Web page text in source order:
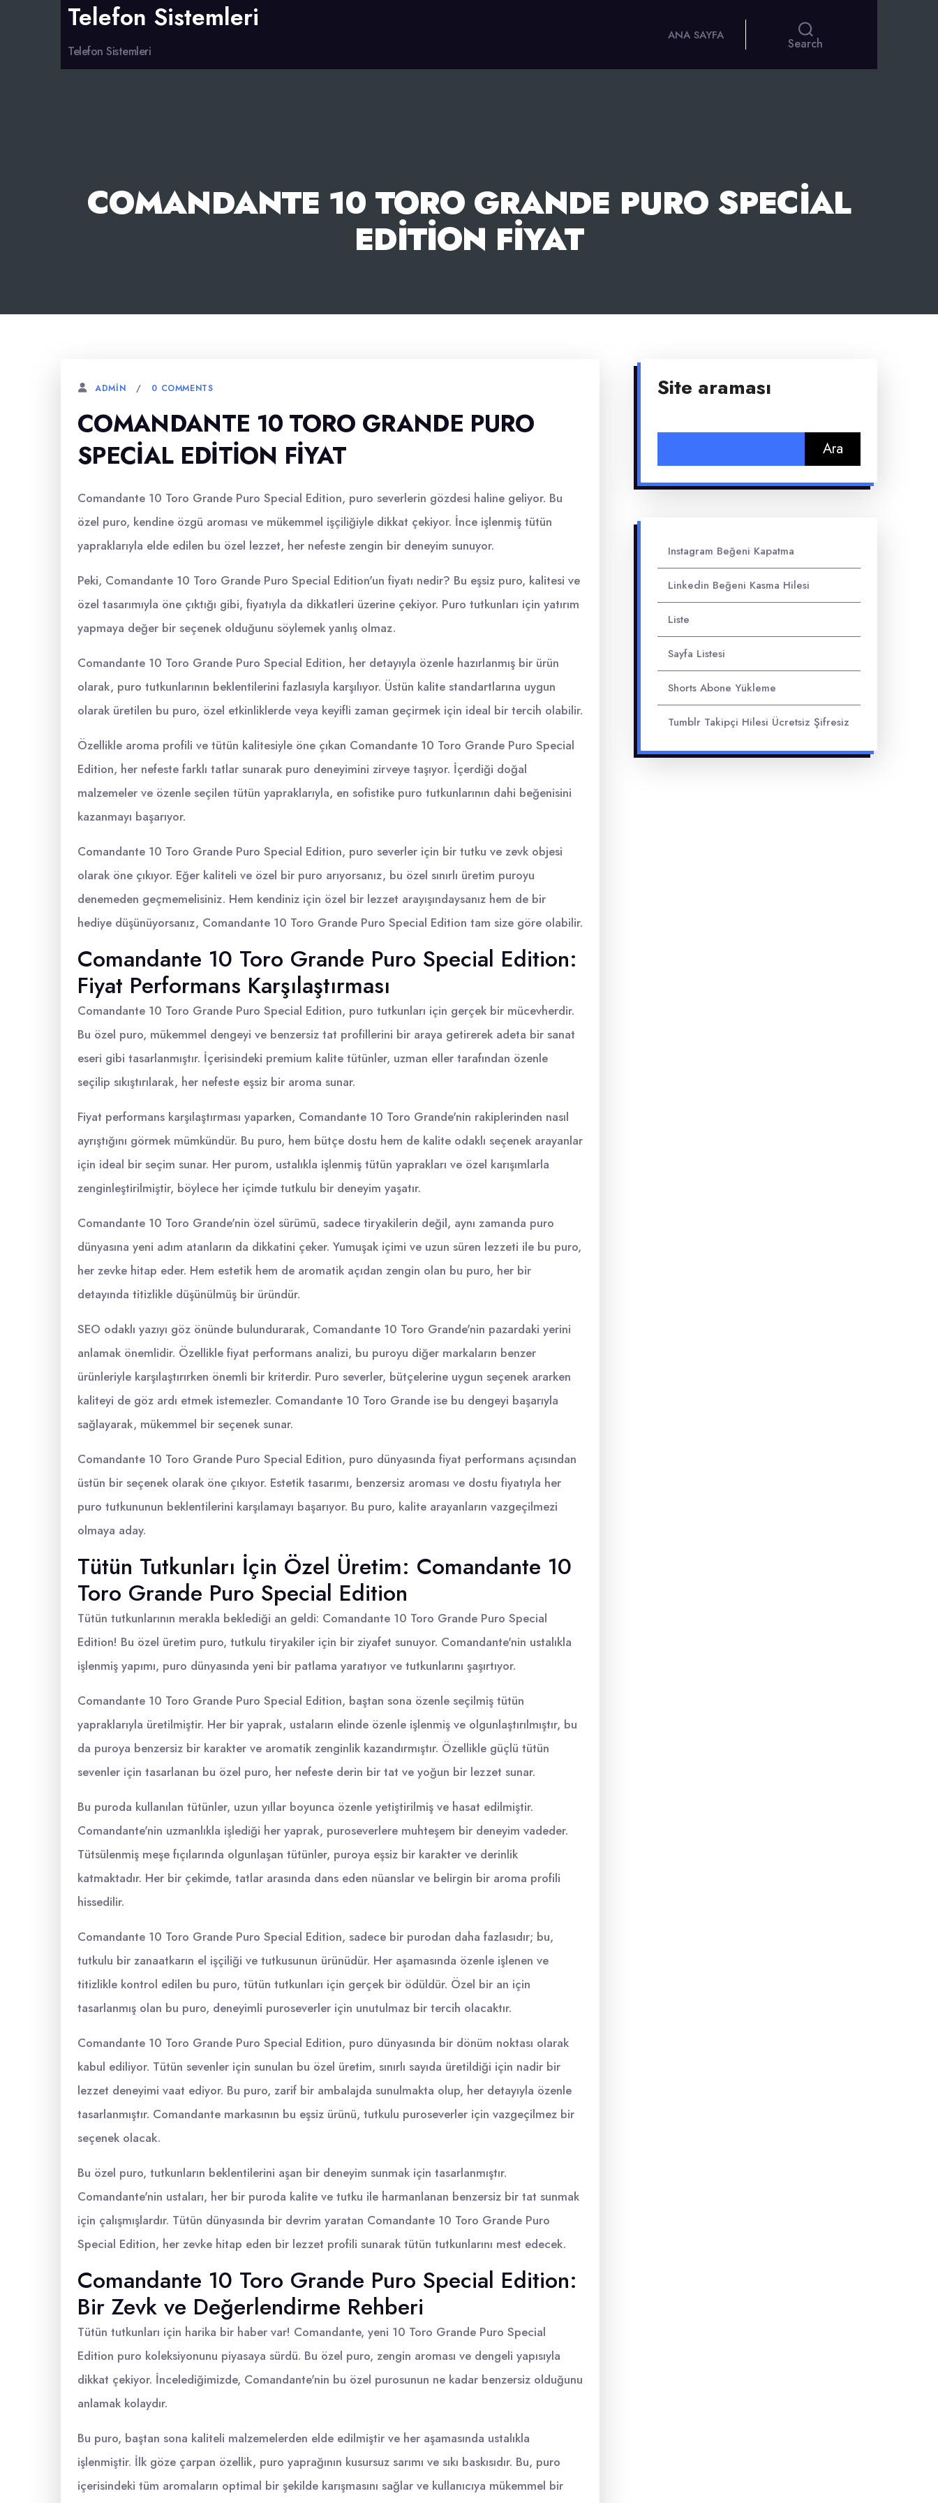
Telefon Sistemleri
Telefon Sistemleri
ANA SAYFA
Search
COMANDANTE 10 TORO GRANDE PURO SPECIAL
EDITION FIYAT
ADMIN 0 COMMENTS
COMANDANTE 10 TORO GRANDE PURO
SPECIAL EDITION FIYAT
Comandante 10 Toro Grande Puro Special Edition, puro severlerin gözdesi haline geliyor. Bu
özel puro, kendine özgü aroması ve mükemmel işçiliğiyle dikkat çekiyor. İnce işlenmiş tütün
yapraklarıyla elde edilen bu özel lezzet, her nefeste zengin bir deneyim sunuyor.
Peki, Comandante 10 Toro Grande Puro Special Edition'un fiyatı nedir? Bu eşsiz puro, kalitesi ve
özel tasarımıyla öne çıktığı gibi, fiyatıyla da dikkatleri üzerine çekiyor. Puro tutkunları için yatırım
yapmaya değer bir seçenek olduğunu söylemek yanlış olmaz.
Comandante 10 Toro Grande Puro Special Edition, her detayıyla özenle hazırlanmış bir ürün
olarak, puro tutkunlarının beklentilerini fazlasıyla karşılıyor. Üstün kalite standartlarına uygun
olarak üretilen bu puro, özel etkinliklerde veya keyifli zaman geçirmek için ideal bir tercih olabilir.
Özellikle aroma profili ve tütün kalitesiyle öne çıkan Comandante 10 Toro Grande Puro Special
Edition, her nefeste farklı tatlar sunarak puro deneyimini zirveye taşıyor. İçerdiği doğal
malzemeler ve özenle seçilen tütün yapraklarıyla, en sofistike puro tutkunlarının dahi beğenisini
kazanmayı başarıyor.
Comandante 10 Toro Grande Puro Special Edition, puro severler için bir tutku ve zevk objesi
olarak öne çıkıyor. Eğer kaliteli ve özel bir puro arıyorsanız, bu özel sınırlı üretim puroyu
denemeden geçmemelisiniz. Hem kendiniz için özel bir lezzet arayışındaysanız hem de bir
hediye düşünüyorsanız, Comandante 10 Toro Grande Puro Special Edition tam size göre olabilir.
Comandante 10 Toro Grande Puro Special Edition:
Fiyat Performans Karşılaştırması
Comandante 10 Toro Grande Puro Special Edition, puro tutkunları için gerçek bir mücevherdir.
Bu özel puro, mükemmel dengeyi ve benzersiz tat profillerini bir araya getirerek adeta bir sanat
eseri gibi tasarlanmıştır. İçerisindeki premium kalite tütünler, uzman eller tarafından özenle
seçilip sıkıştırılarak, her nefeste eşsiz bir aroma sunar.
Fiyat performans karşılaştırması yaparken, Comandante 10 Toro Grande'nin rakiplerinden nasıl
ayrıştığını görmek mümkündür. Bu puro, hem bütçe dostu hem de kalite odaklı seçenek arayanlar
için ideal bir seçim sunar. Her purom, ustalıkla işlenmiş tütün yaprakları ve özel karışımlarla
zenginleştirilmiştir, böylece her içimde tutkulu bir deneyim yaşatır.
Comandante 10 Toro Grande'nin özel sürümü, sadece tiryakilerin değil, aynı zamanda puro
dünyasına yeni adım atanların da dikkatini çeker. Yumuşak içimi ve uzun süren lezzeti ile bu puro,
her zevke hitap eder. Hem estetik hem de aromatik açıdan zengin olan bu puro, her bir
detayında titizlikle düşünülmüş bir üründür.
SEO odaklı yazıyı göz önünde bulundurarak, Comandante 10 Toro Grande'nin pazardaki yerini
anlamak önemlidir. Özellikle fiyat performans analizi, bu puroyu diğer markaların benzer
ürünleriyle karşılaştırırken önemli bir kriterdir. Puro severler, bütçelerine uygun seçenek ararken
kaliteyi de göz ardı etmek istemezler. Comandante 10 Toro Grande ise bu dengeyi başarıyla
sağlayarak, mükemmel bir seçenek sunar.
Comandante 10 Toro Grande Puro Special Edition, puro dünyasında fiyat performans açısından
üstün bir seçenek olarak öne çıkıyor. Estetik tasarımı, benzersiz aroması ve dostu fiyatıyla her
puro tutkununun beklentilerini karşılamayı başarıyor. Bu puro, kalite arayanların vazgeçilmezi
olmaya aday.
Tütün Tutkunları İçin Özel Üretim: Comandante 10
Toro Grande Puro Special Edition
Tütün tutkunlarının merakla beklediği an geldi: Comandante 10 Toro Grande Puro Special
Edition! Bu özel üretim puro, tutkulu tiryakiler için bir ziyafet sunuyor. Comandante'nin ustalıkla
işlenmiş yapımı, puro dünyasında yeni bir patlama yaratıyor ve tutkunlarını şaşırtıyor.
Comandante 10 Toro Grande Puro Special Edition, baştan sona özenle seçilmiş tütün
yapraklarıyla üretilmiştir. Her bir yaprak, ustaların elinde özenle işlenmiş ve olgunlaştırılmıştır, bu
da puroya benzersiz bir karakter ve aromatik zenginlik kazandırmıştır. Özellikle güçlü tütün
sevenler için tasarlanan bu özel puro, her nefeste derin bir tat ve yoğun bir lezzet sunar.
Bu puroda kullanılan tütünler, uzun yıllar boyunca özenle yetiştirilmiş ve hasat edilmiştir.
Comandante'nin uzmanlıkla işlediği her yaprak, puroseverlere muhteşem bir deneyim vadeder.
Tütsülenmiş meşe fıçılarında olgunlaşan tütünler, puroya eşsiz bir karakter ve derinlik
katmaktadır. Her bir çekimde, tatlar arasında dans eden nüanslar ve belirgin bir aroma profili
hissedilir.
Comandante 10 Toro Grande Puro Special Edition, sadece bir purodan daha fazlasıdır; bu,
tutkulu bir zanaatkarın el işçiliği ve tutkusunun ürünüdür. Her aşamasında özenle işlenen ve
titizlikle kontrol edilen bu puro, tütün tutkunları için gerçek bir ödüldür. Özel bir an için
tasarlanmış olan bu puro, deneyimli puroseverler için unutulmaz bir tercih olacaktır.
Comandante 10 Toro Grande Puro Special Edition, puro dünyasında bir dönüm noktası olarak
kabul ediliyor. Tütün sevenler için sunulan bu özel üretim, sınırlı sayıda üretildiği için nadir bir
lezzet deneyimi vaat ediyor. Bu puro, zarif bir ambalajda sunulmakta olup, her detayıyla özenle
tasarlanmıştır. Comandante markasının bu eşsiz ürünü, tutkulu puroseverler için vazgeçilmez bir
seçenek olacak.
Bu özel puro, tutkunların beklentilerini aşan bir deneyim sunmak için tasarlanmıştır.
Comandante'nin ustaları, her bir puroda kalite ve tutku ile harmanlanan benzersiz bir tat sunmak
için çalışmışlardır. Tütün dünyasında bir devrim yaratan Comandante 10 Toro Grande Puro
Special Edition, her zevke hitap eden bir lezzet profili sunarak tütün tutkunlarını mest edecek.
Comandante 10 Toro Grande Puro Special Edition:
Bir Zevk ve Değerlendirme Rehberi
Tütün tutkunları için harika bir haber var! Comandante, yeni 10 Toro Grande Puro Special
Edition puro koleksiyonunu piyasaya sürdü. Bu özel puro, zengin aroması ve dengeli yapısıyla
dikkat çekiyor. İncelediğimizde, Comandante'nin bu özel purosunun ne kadar benzersiz olduğunu
anlamak kolaydır.
Bu puro, baştan sona kaliteli malzemelerden elde edilmiştir ve her aşamasında ustalıkla
işlenmiştir. İlk göze çarpan özellik, puro yaprağının kusursuz sarımı ve sıkı baskısıdır. Bu, puro
içerisindeki tüm aromaların optimal bir şekilde karışmasını sağlar ve kullanıcıya mükemmel bir
Site araması
Instagram Beğeni Kapatma
Linkedin Beğeni Kasma Hilesi
Liste
Sayfa Listesi
Shorts Abone Yükleme
Tumblr Takipçi Hilesi Ücretsiz Şifresiz